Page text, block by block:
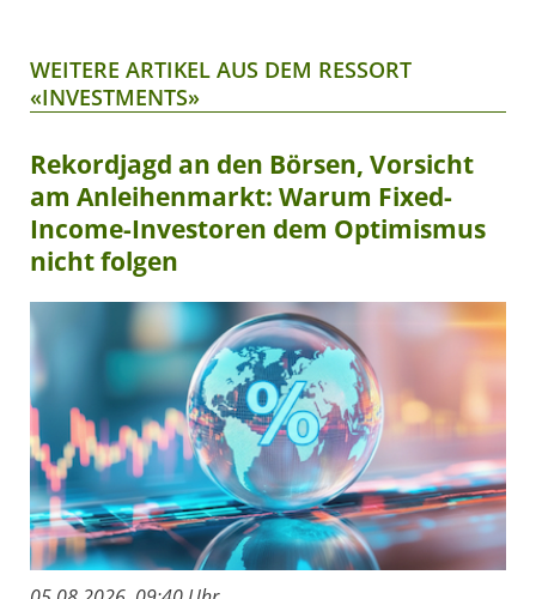
WEITERE ARTIKEL AUS DEM RESSORT
«INVESTMENTS»
Rekordjagd an den Börsen, Vorsicht
am Anleihenmarkt: Warum Fixed-
Income-Investoren dem Optimismus
nicht folgen